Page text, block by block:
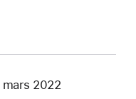
2022